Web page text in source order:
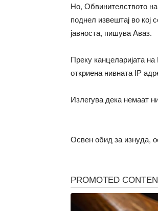
Но, Обвинителството
поднел извештај во
јавноста, пишува Аваз.
Преку канцеларијата
откриена нивната IP
Излегува дека немаат
Освен обид за изнуда,